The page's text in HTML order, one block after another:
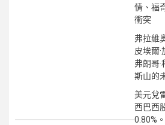
情、福
衝突
弗拉維
皮埃爾
弗朗哥
斯山的
美元兌
西巴西
0.80%。